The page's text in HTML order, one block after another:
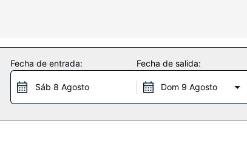
a tu disposición para comer algo.
horas y atención multilingüe a tu disposición. Hay un
Fecha de entrada:
Sáb 8 Agosto
Fecha de salida:
Dom 9 Agosto